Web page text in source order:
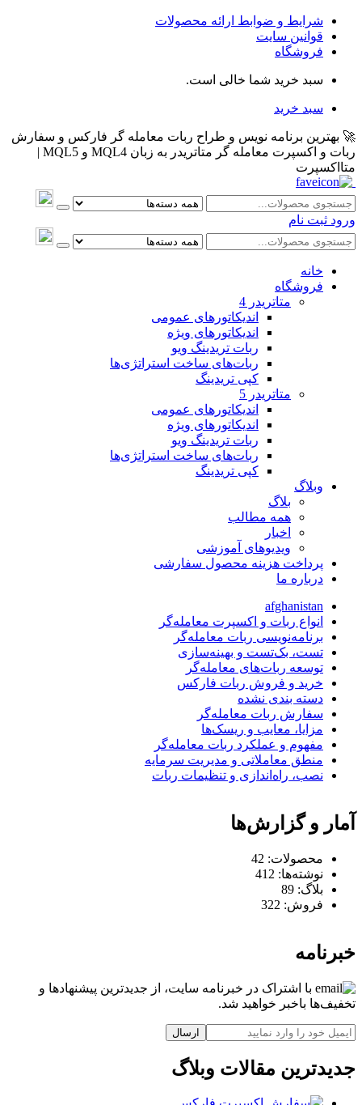
شرایط و ضوابط ارائه محصولات
قوانین سایت
فروشگاه
سبد خرید شما خالی است.
سبد خرید
🚀 بهترین برنامه نویس و طراح ربات معامله گر فارکس و سفارش
ربات و اکسپرت معامله گر متاتریدر به زبان MQL4 و MQL5 |
متااکسپرت
ورود ثبت نام
خانه
فروشگاه
متاتريدر 4
اندیکاتورهای عمومی
اندیکاتورهای ویژه
ربات تریدینگ ویو
ربات‌های ساخت استراتژی‌ها
کپی تریدینگ
متاتريدر 5
اندیکاتورهای عمومی
اندیکاتورهای ویژه
ربات تریدینگ ویو
ربات‌های ساخت استراتژی‌ها
کپی تریدینگ
وبلاگ
بلاگ
همه مطالب
اخبار
ویدیوهای آموزشی
پرداخت هزینه محصول سفارشی
درباره ما
afghanistan
انواع ربات و اکسپرت معامله‌گر
برنامه‌نویسی ربات معامله‌گر
تست، بک‌تست و بهینه‌سازی
توسعه ربات‌های معامله‌گر
خرید و فروش ربات فارکس
دسته بندی نشده
سفارش ربات معامله‌گر
مزایا، معایب و ریسک‌ها
مفهوم و عملکرد ربات معامله‌گر
منطق معاملاتی و مدیریت سرمایه
نصب، راه‌اندازی و تنظیمات ربات
آمار و گزارش‌ها
محصولات: 42
نوشته‌ها: 412
بلاگ: 89
فروش: 322
خبرنامه
با اشتراک در خبرنامه سایت، از جدیدترین پیشنهادها و
تخفیف‌ها باخبر خواهید شد.
ارسال
جدیدترین مقالات وبلاگ